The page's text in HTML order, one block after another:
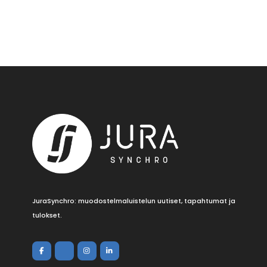
JuraSynchro: muodostelmaluistelun uutiset, tapahtumat ja
tulokset.